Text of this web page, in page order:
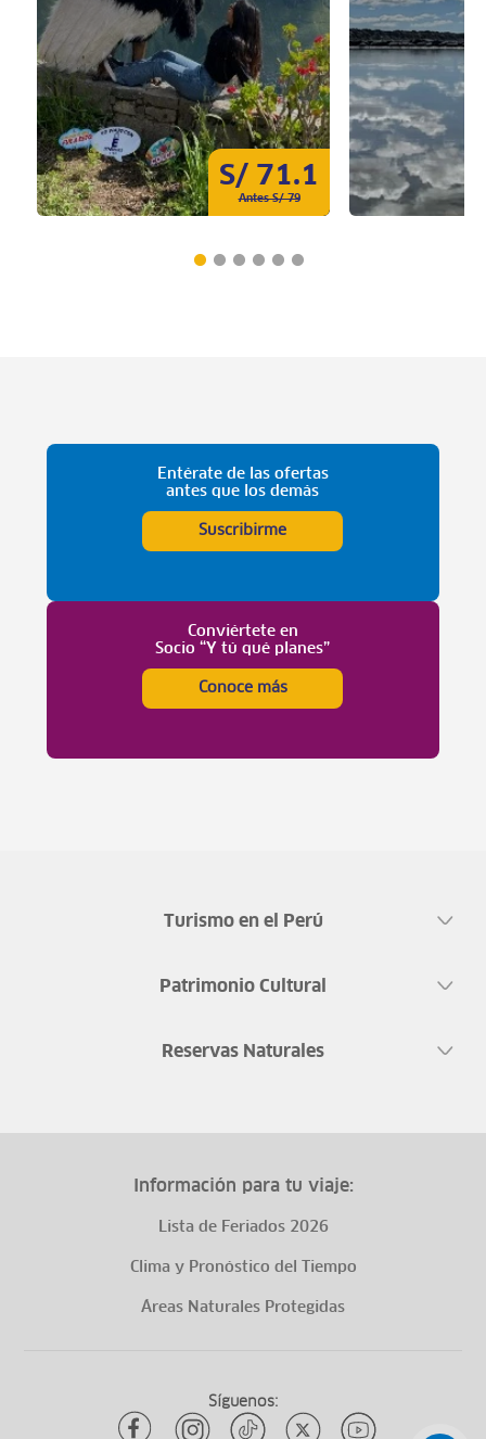
S/ 71.1
Antes S/ 79
Entérate de las ofertas
antes que los demás
Suscribirme
Conviértete en
Socio “Y tú qué planes”
Conoce más
Turismo en el Perú
Patrimonio Cultural
Reservas Naturales
Información para tu viaje:
Lista de Feriados 2026
Clima y Pronóstico del Tiempo
Áreas Naturales Protegidas
Síguenos: